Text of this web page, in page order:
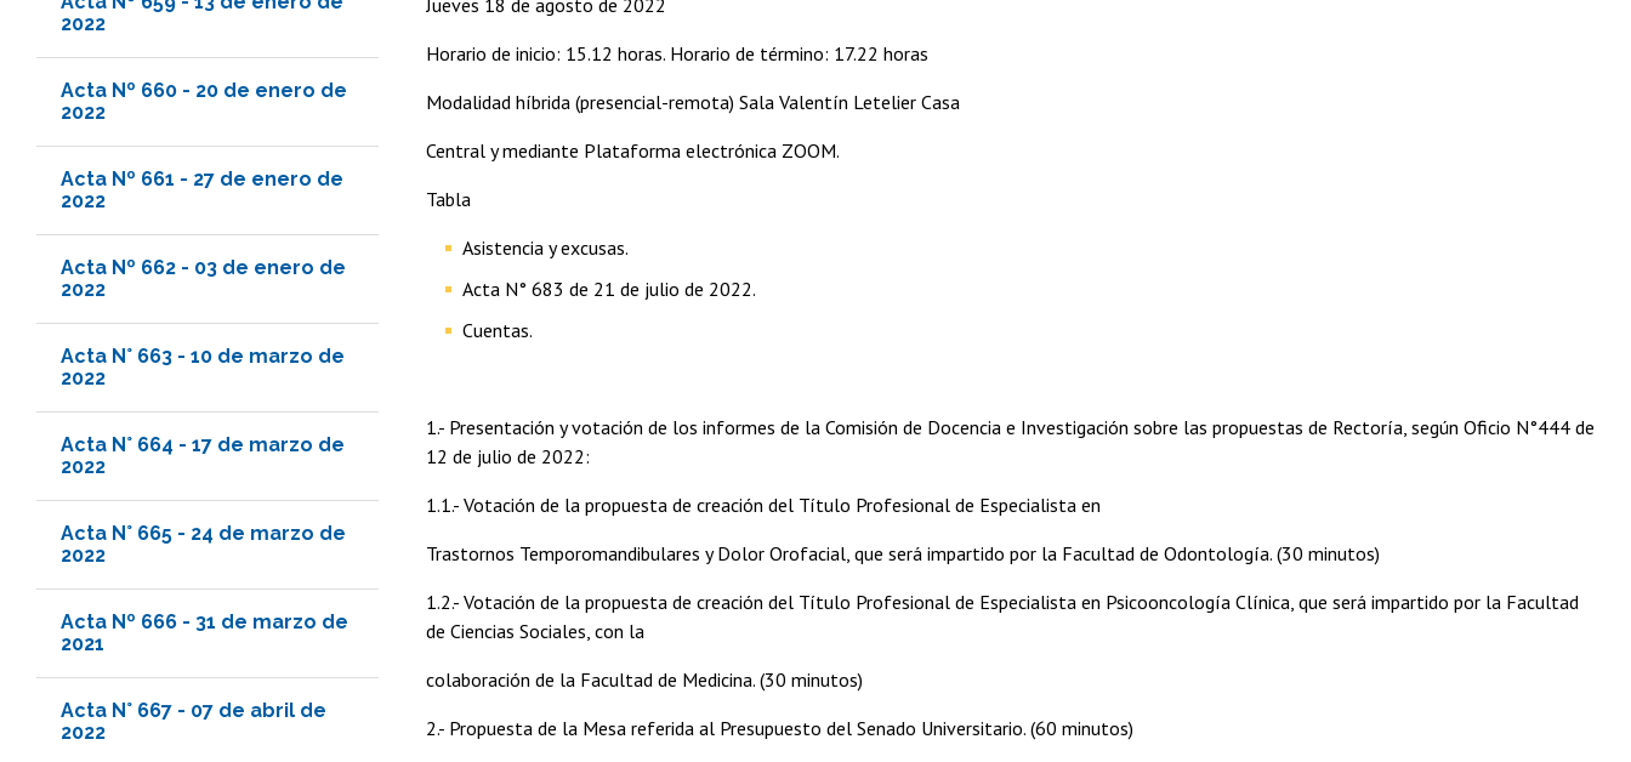
2022
Acta Nº 660 - 20 de enero de
2022
Acta Nº 661 - 27 de enero de
2022
Acta Nº 662 - 03 de enero de
2022
Acta N° 663 - 10 de marzo de
2022
Acta N° 664 - 17 de marzo de
2022
Acta N° 665 - 24 de marzo de
2022
Acta Nº 666 - 31 de marzo de
2021
Acta N° 667 - 07 de abril de
2022
Horario de inicio: 15.12 horas. Horario de término: 17.22 horas
Modalidad híbrida (presencial-remota) Sala Valentín Letelier Casa
Central y mediante Plataforma electrónica ZOOM.
Tabla
Asistencia y excusas.
Acta N° 683 de 21 de julio de 2022.
Cuentas.
1.- Presentación y votación de los informes de la Comisión de Docencia e Investigación sobre las propuestas de Rectoría, según Oficio N°444 de
12 de julio de 2022:
1.1.- Votación de la propuesta de creación del Título Profesional de Especialista en
Trastornos Temporomandibulares y Dolor Orofacial, que será impartido por la Facultad de Odontología. (30 minutos)
1.2.- Votación de la propuesta de creación del Título Profesional de Especialista en Psicooncología Clínica, que será impartido por la Facultad
de Ciencias Sociales, con la
colaboración de la Facultad de Medicina. (30 minutos)
2.- Propuesta de la Mesa referida al Presupuesto del Senado Universitario. (60 minutos)